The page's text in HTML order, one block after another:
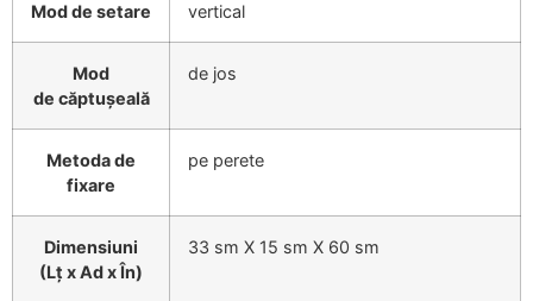
Mod de setare vertical
Mod
de căptuşeală
de jos
Metoda de
fixare
pe perete
Dimensiuni
(Lț x Ad х În)
33 sm Х 15 sm Х 60 sm